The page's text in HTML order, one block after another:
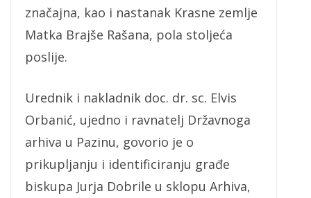
značajna, kao i nastanak Krasne zemlje
Matka Brajše Rašana, pola stoljeća
poslije.
Urednik i nakladnik doc. dr. sc. Elvis
Orbanić, ujedno i ravnatelj Državnoga
arhiva u Pazinu, govorio je o
prikupljanju i identificiranju građe
biskupa Jurja Dobrile u sklopu Arhiva,